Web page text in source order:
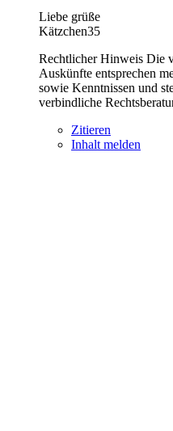
Liebe grüße
Kätzchen35
Rechtlicher Hinweis Die
Auskünfte entsprechen
sowie Kenntnissen und
verbindliche
Zitieren
Inhalt melden